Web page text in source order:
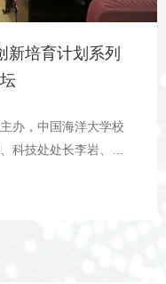
总书记重要回信精神
与合作，为推动海洋
育强国、海洋强国贡
新培育计划系列
办，中国海洋大学校
科技处处长李岩、信